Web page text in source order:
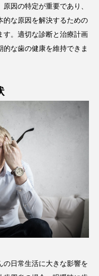
因の特定が重要であり、
的な原因を解決するための
す。適切な診断と治療計画
な歯の健康を維持できま
の日常生活に大きな影響を